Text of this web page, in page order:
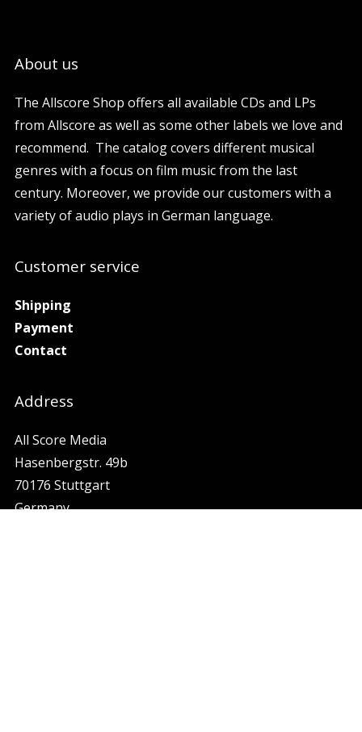
About us
The Allscore Shop offers all available CDs and LPs
from Allscore as well as some other labels we love and
recommend. The catalog covers different musical
genres with a focus on film music from the last
century. Moreover, we provide our customers with a
variety of audio plays in German language.
Customer service
Shipping
Payment
Contact
Address
All Score Media
Hasenbergstr. 49b
70176 Stuttgart
Germany